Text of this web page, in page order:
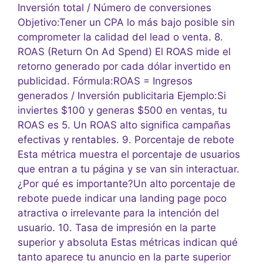
Inversión total / Número de conversiones
Objetivo:Tener un CPA lo más bajo posible sin
comprometer la calidad del lead o venta. 8.
ROAS (Return On Ad Spend) El ROAS mide el
retorno generado por cada dólar invertido en
publicidad. Fórmula:ROAS = Ingresos
generados / Inversión publicitaria Ejemplo:Si
inviertes $100 y generas $500 en ventas, tu
ROAS es 5. Un ROAS alto significa campañas
efectivas y rentables. 9. Porcentaje de rebote
Esta métrica muestra el porcentaje de usuarios
que entran a tu página y se van sin interactuar.
¿Por qué es importante?Un alto porcentaje de
rebote puede indicar una landing page poco
atractiva o irrelevante para la intención del
usuario. 10. Tasa de impresión en la parte
superior y absoluta Estas métricas indican qué
tanto aparece tu anuncio en la parte superior